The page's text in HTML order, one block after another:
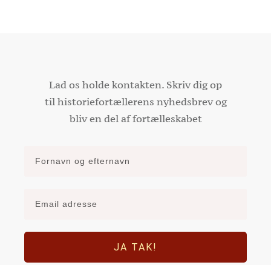
Lad os holde kontakten. Skriv dig op
til historiefortællerens nyhedsbrev og
bliv en del af fortælleskabet
JA TAK!